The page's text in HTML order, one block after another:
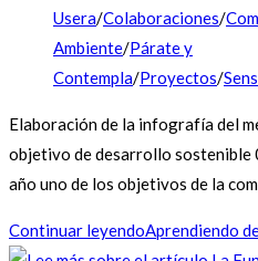
Usera/Colaboraciones/
Ambiente/Párate y
Contempla/Proyectos/
Elaboración de la infografía del
objetivo de desarrollo sostenible
año uno de los objetivos de la
Continuar leyendoAprendiendo